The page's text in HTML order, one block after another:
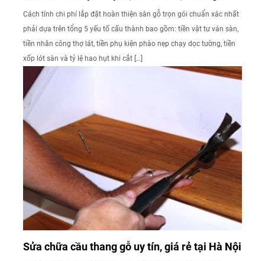
Cách tính chi phí lắp đặt hoàn thiện sàn gỗ trọn gói chuẩn xác nhất
phải dựa trên tổng 5 yếu tố cấu thành bao gồm: tiền vật tư ván sàn,
tiền nhân công thợ lát, tiền phụ kiện phào nẹp chạy dọc tường, tiền
xốp lót sàn và tỷ lệ hao hụt khi cắt […]
Sửa chữa cầu thang gỗ uy tín, giá rẻ tại Hà Nội